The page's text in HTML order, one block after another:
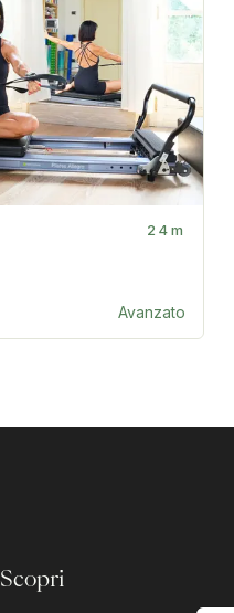
24m
Avanzato
Scopri